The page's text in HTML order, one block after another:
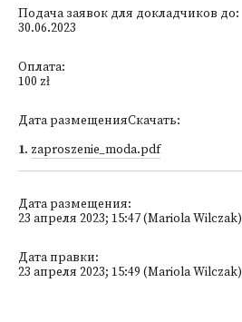
Подача заявок для докладчиков до:
30.06.2023
Оплата:
100 zł
Дата размещенияСкачать:
1. zaproszenie_moda.pdf
Дата размещения:
23 апреля 2023; 15:47 (Mariola Wilczak)
Дата правки:
23 апреля 2023; 15:49 (Mariola Wilczak)